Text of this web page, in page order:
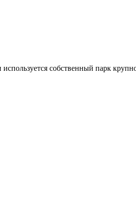
используется собственный парк